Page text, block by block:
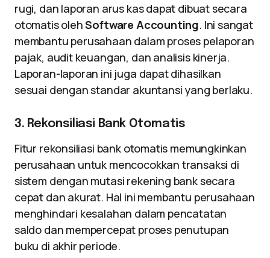
rugi, dan laporan arus kas dapat dibuat secara
otomatis olehSoftware Accounting. Ini sangat
membantu perusahaan dalam proses pelaporan
pajak, audit keuangan, dan analisis kinerja.
Laporan-laporan ini juga dapat dihasilkan
sesuai dengan standar akuntansi yang berlaku.
3. Rekonsiliasi Bank Otomatis
Fitur rekonsiliasi bank otomatis memungkinkan
perusahaan untuk mencocokkan transaksi di
sistem dengan mutasi rekening bank secara
cepat dan akurat. Hal ini membantu perusahaan
menghindari kesalahan dalam pencatatan
saldo dan mempercepat proses penutupan
buku di akhir periode.